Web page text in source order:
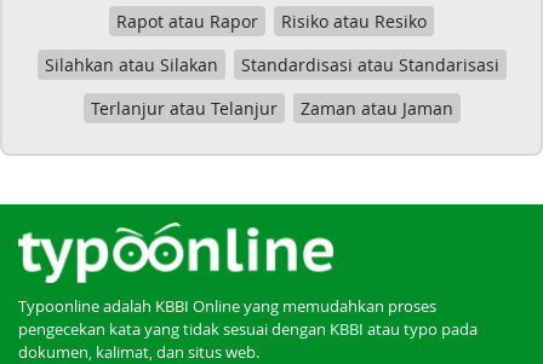
Rapot atau Rapor
Risiko atau Resiko
Silahkan atau Silakan
Standardisasi atau Standarisasi
Terlanjur atau Telanjur
Zaman atau Jaman
Typoonline adalah KBBI Online yang memudahkan proses
pengecekan kata yang tidak sesuai dengan KBBI atau typo pada
dokumen, kalimat, dan situs web.